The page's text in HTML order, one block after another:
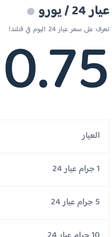
عيار 24 / يورو
تعرف على سعر عيار 24 اليوم في فنلندا
العيار
1 جرام عيار 24
5 جرام عيار 24